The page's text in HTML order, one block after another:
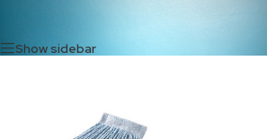
Show sidebar